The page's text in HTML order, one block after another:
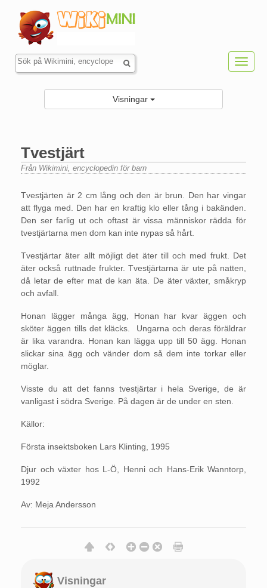
Visningar
Tvestjärt
Från Wikimini, encyclopedin för barn
Tvestjärten är 2 cm lång och den är brun. Den har vingar
att flyga med. Den har en kraftig klo eller tång i bakänden.
Den ser farlig ut och oftast är vissa människor rädda för
tvestjärtarna men dom kan inte nypas så hårt.
Tvestjärtar äter allt möjligt det äter till och med frukt. Det
äter också ruttnade frukter. Tvestjärtarna är ute på natten,
då letar de efter mat de kan äta. De äter växter, småkryp
och avfall.
Honan lägger många ägg, Honan har kvar äggen och
sköter äggen tills det kläcks. Ungarna och deras föräldrar
är lika varandra. Honan kan lägga upp till 50 ägg. Honan
slickar sina ägg och vänder dom så dem inte torkar eller
möglar.
Visste du att det fanns tvestjärtar i hela Sverige, de är
vanligast i södra Sverige. På dagen är de under en sten.
Källor:
Första insektsboken Lars Klinting, 1995
Djur och växter hos L-Ö, Henni och Hans-Erik Wanntorp,
1992
Av: Meja Andersson
Visningar